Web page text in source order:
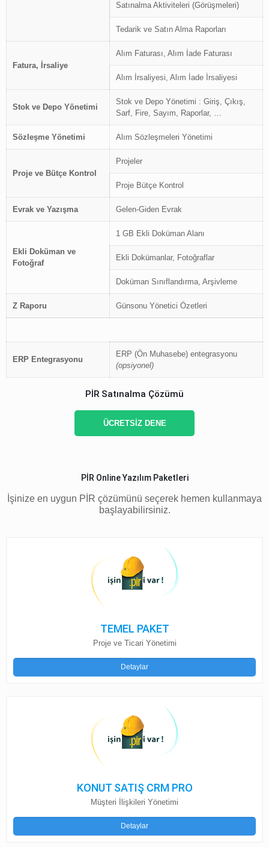
Satınalma Aktiviteleri (Görüşmeleri)
Tedarik ve Satın Alma Raporları
Fatura, İrsaliye
Alım Faturası, Alım İade Faturası
Alım İrsaliyesi, Alım İade İrsaliyesi
Stok ve Depo Yönetimi
Stok ve Depo Yönetimi : Giriş, Çıkış,
Sarf, Fire, Sayım, Raporlar, …
Sözleşme Yönetimi Alım Sözleşmeleri Yönetimi
Proje ve Bütçe Kontrol
Projeler
Proje Bütçe Kontrol
Evrak ve Yazışma Gelen-Giden Evrak
Ekli Doküman ve
Fotoğraf
1 GB Ekli Doküman Alanı
Ekli Dokümanlar, Fotoğraflar
Doküman Sınıflandırma, Arşivleme
Z Raporu Günsonu Yönetici Özetleri
ERP Entegrasyonu
ERP (Ön Muhasebe) entegrasyonu
(opsiyonel)
PİR Satınalma Çözümü
ÜCRETSİZ DENE
PİR Online Yazılım Paketleri
İşinize en uygun PİR çözümünü seçerek hemen kullanmaya
başlayabilirsiniz.
TEMEL PAKET
Proje ve Ticari Yönetimi
Detaylar
KONUT SATIŞ CRM PRO
Müşteri İlişkileri Yönetimi
Detaylar